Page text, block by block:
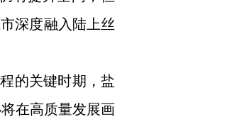
深度融入陆上丝
的关键时期，盐
在高质量发展画